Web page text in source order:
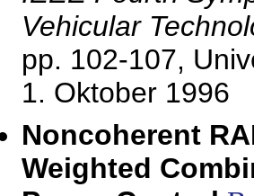
Vehicular
pp. 102-107,
1. Oktober 1996
Noncoherent
Weighted